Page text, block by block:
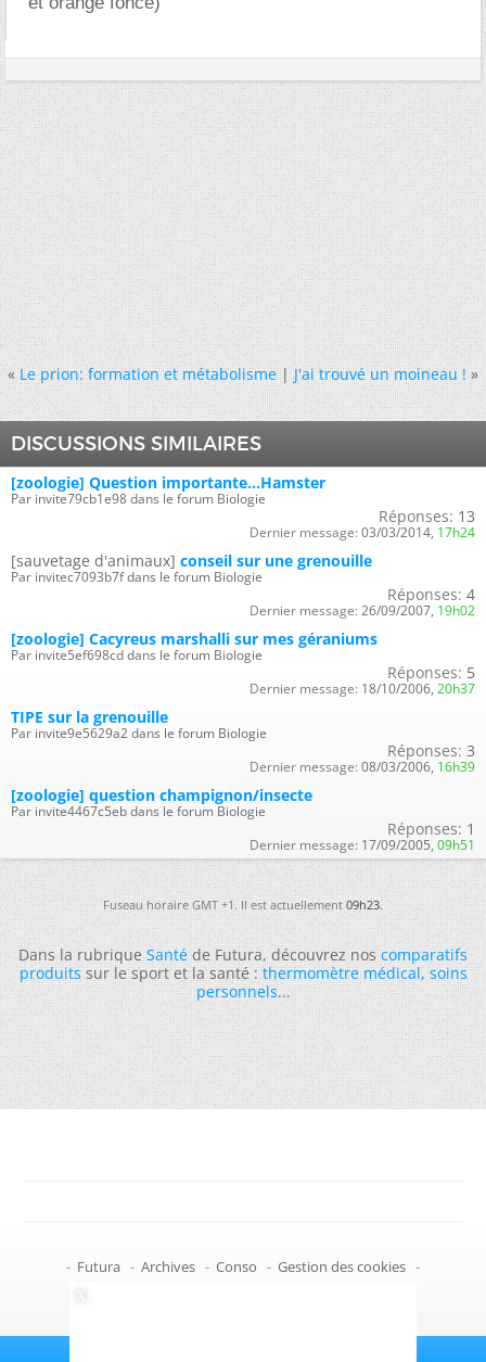
« Le prion: formation et métabolisme|J'ai trouvé un moineau ! »
DISCUSSIONS SIMILAIRES
[zoologie] Question importante...Hamster
Par invite79cb1e98 dans le forum Biologie
Réponses: 13
Dernier message: 03/03/2014, 17h24
[sauvetage d'animaux] conseil sur une grenouille
Par invitec7093b7f dans le forum Biologie
Réponses: 4
Dernier message: 26/09/2007, 19h02
[zoologie] Cacyreus marshalli sur mes géraniums
Par invite5ef698cd dans le forum Biologie
Réponses: 5
Dernier message: 18/10/2006, 20h37
TIPE sur la grenouille
Par invite9e5629a2 dans le forum Biologie
Réponses: 3
Dernier message: 08/03/2006, 16h39
[zoologie] question champignon/insecte
Par invite4467c5eb dans le forum Biologie
Réponses: 1
Dernier message: 17/09/2005, 09h51
Fuseau horaire GMT +1. Il est actuellement09h23.
Dans la rubriqueSantéde Futura, découvrez noscomparatifs
produitssur le sport et la santé :thermomètre médical,soins
personnels...
- Futura - Archives - Conso - Gestion des cookies -